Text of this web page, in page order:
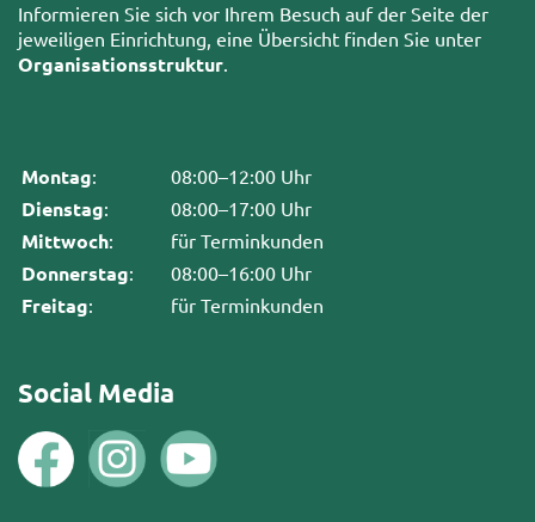
Informieren Sie sich vor Ihrem Besuch auf der Seite der
jeweiligen Einrichtung, eine Übersicht finden Sie unter
Organisationsstruktur.
Montag: 08:00–12:00 Uhr
Dienstag: 08:00–17:00 Uhr
Mittwoch: für Terminkunden
Donnerstag: 08:00–16:00 Uhr
Freitag: für Terminkunden
Social Media